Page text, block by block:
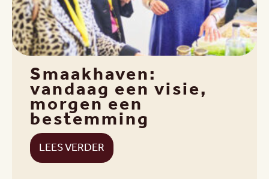
Smaakhaven:
vandaag een visie,
morgen een
bestemming
LEES VERDER